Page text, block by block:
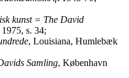
kunst = The David
s. 34;
, Louisiana, Humlebæk
Samling, København